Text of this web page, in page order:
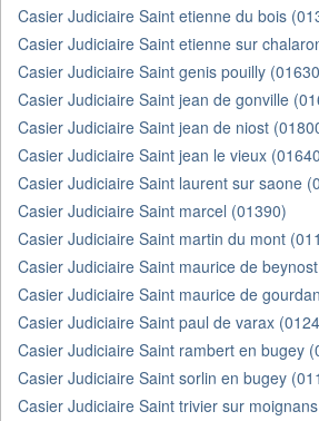
Casier Judiciaire Saint etienne du bois
Casier Judiciaire Saint etienne sur
Casier Judiciaire Saint genis pouilly
Casier Judiciaire Saint jean de gonville
Casier Judiciaire Saint jean de niost
Casier Judiciaire Saint jean le vieux
Casier Judiciaire Saint laurent sur saone
Casier Judiciaire Saint marcel (01390)
Casier Judiciaire Saint martin du mont
Casier Judiciaire Saint maurice de
Casier Judiciaire Saint maurice de
Casier Judiciaire Saint paul de varax
Casier Judiciaire Saint rambert en bugey
Casier Judiciaire Saint sorlin en bugey
Casier Judiciaire Saint trivier sur